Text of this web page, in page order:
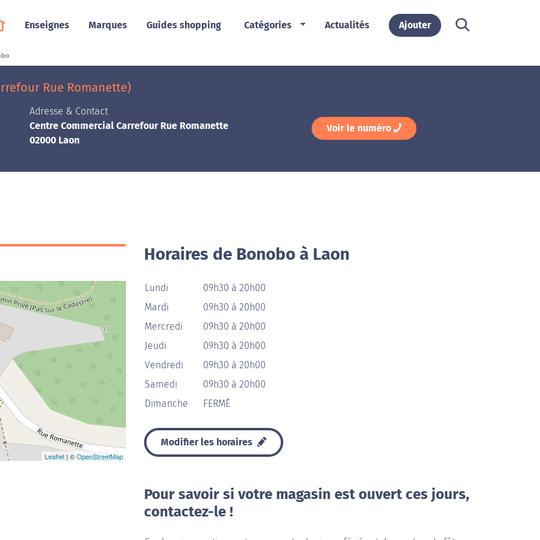
Enseignes Marques Guides shopping Catégories Actualités Ajouter
Rue Romanette)
Adresse & Contact
Centre Commercial Carrefour Rue Romanette
02000 Laon
Voir le numéro
Leaflet | ©OpenStreetMap
Horaires de Bonobo à Laon
Lundi
09h30 à 20h00
Mardi
09h30 à 20h00
Mercredi
09h30 à 20h00
Jeudi
09h30 à 20h00
Vendredi
09h30 à 20h00
Samedi
09h30 à 20h00
Dimanche
FERMÉ
Modifier les horaires
Pour savoir si votre magasin est ouvert ces jours,
contactez-le !